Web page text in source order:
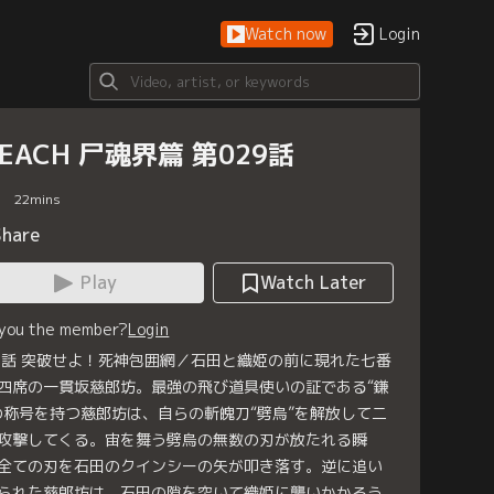
Watch now Login
尸魂界篇 第029話
22mins
Play
Watch Later
the member?Login
突破せよ！死神包囲網／石田と織姫の前に現れた七番
席の一貫坂慈郎坊。最強の飛び道具使いの証である“鎌
称号を持つ慈郎坊は、自らの斬魄刀“劈烏”を解放して二
撃してくる。宙を舞う劈烏の無数の刃が放たれる瞬
ての刃を石田のクインシーの矢が叩き落す。逆に追い